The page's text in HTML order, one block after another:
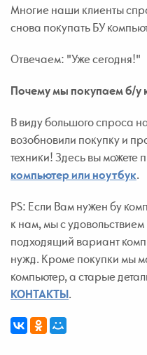
Многие наши клиенты
снова покупать БУ
Отвечаем: "Уже сегодня!"
Почему мы покупаем б/у
В виду большого спроса
возобновили покупку и
техники! Здесь вы можете
компьютер или ноутбук.
PS: Если Вам нужен бу
к нам, мы с
подходящий вариант
нужд. Кроме покупки мы
компьютер, а старые
КОНТАКТЫ.